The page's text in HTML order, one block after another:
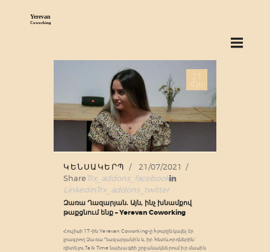
ՄԵՐ ՄԱՍԻՆ
ԾԱՌԱՅՈՒԹՅՈՒՆ
ԳՆԵՐ
ԲԼՈԳ
ԳՏԵՔ ՄԵԶ
21
Հլս
ԿԵՆՍԱԿԵՐՊ
21/07/2021
ShareTrx_addons_facebook
LinkedinTrx_addons_twitter
Զառա Ղազարյան. Այն, ինչ խնամքով
թաքցնում ենք – Yerevan Coworking
Հուլիսի 17-ին Yerevan Coworking-ը հյուրընկալել էր
լրագրող Զառա Ղազարյանին և իր հետևորդներին՝
դիտելու Talk Time նախագծի շրջանակներում իր մասին